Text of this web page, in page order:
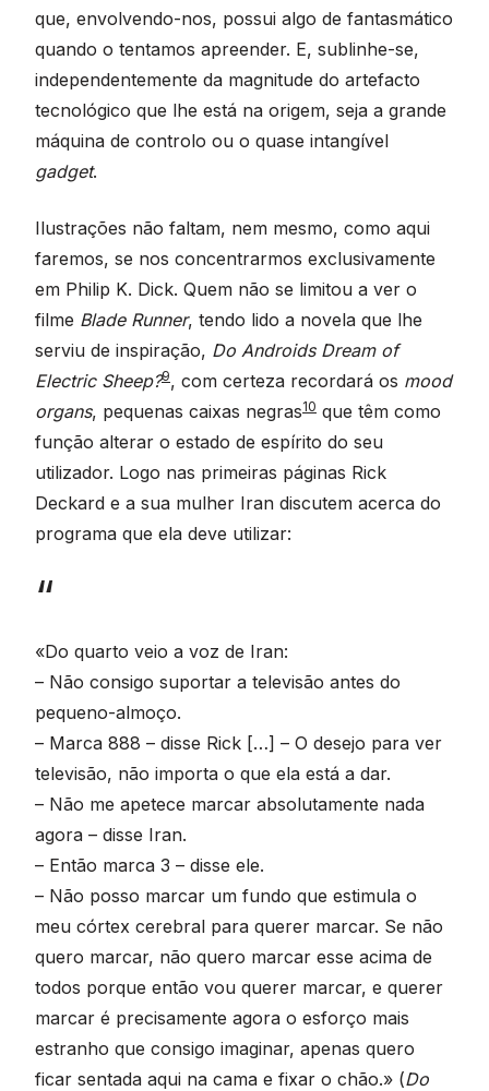
que, envolvendo-nos, possui algo de fantasmático
quando o tentamos apreender. E, sublinhe-se,
independentemente da magnitude do artefacto
tecnológico que lhe está na origem, seja a grande
máquina de controlo ou o quase intangível
gadget.
Ilustrações não faltam, nem mesmo, como aqui
faremos, se nos concentrarmos exclusivamente
em Philip K. Dick. Quem não se limitou a ver o
filme Blade Runner, tendo lido a novela que lhe
serviu de inspiração, Do Androids Dream of
Electric Sheep?9, com certeza recordará os mood
organs, pequenas caixas negras10 que têm como
função alterar o estado de espírito do seu
utilizador. Logo nas primeiras páginas Rick
Deckard e a sua mulher Iran discutem acerca do
programa que ela deve utilizar:
«Do quarto veio a voz de Iran:
– Não consigo suportar a televisão antes do
pequeno-almoço.
– Marca 888 – disse Rick […] – O desejo para ver
televisão, não importa o que ela está a dar.
– Não me apetece marcar absolutamente nada
agora – disse Iran.
– Então marca 3 – disse ele.
– Não posso marcar um fundo que estimula o
meu córtex cerebral para querer marcar. Se não
quero marcar, não quero marcar esse acima de
todos porque então vou querer marcar, e querer
marcar é precisamente agora o esforço mais
estranho que consigo imaginar, apenas quero
ficar sentada aqui na cama e fixar o chão.» (Do